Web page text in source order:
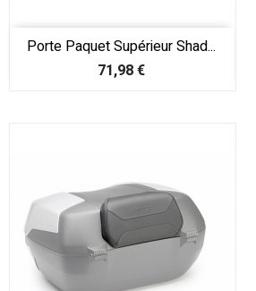
Porte Paquet Supérieur Shad...
Prix
71,98 €